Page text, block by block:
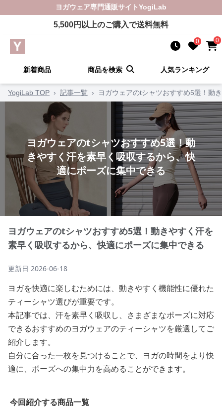
ヨガウェア専門通販サイトYogiLab
5,500円以上のご購入で送料無料
0 0
新着商品 商品を検索 人気ランキング
YogiLab TOP › 記事一覧 › ヨガウェアのtシャツおすすめ5選！動
ヨガウェアのtシャツおすすめ5選！動
きやすく汗を素早く吸収するから、快
適にポーズに集中できる
ヨガウェアのtシャツおすすめ5選！動きやすく汗を
素早く吸収するから、快適にポーズに集中できる
更新日 2026-06-18
ヨガを快適に楽しむためには、動きやすく機能性に優れた
ティーシャツ選びが重要です。
本記事では、汗を素早く吸収し、さまざまなポーズに対応
できるおすすめのヨガウェアのティーシャツを厳選してご
紹介します。
自分に合った一枚を見つけることで、ヨガの時間をより快
適に、ポーズへの集中力を高めることができます。
今回紹介する商品一覧